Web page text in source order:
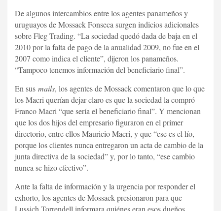
De algunos intercambios entre los agentes panameños y
uruguayos de Mossack Fonseca surgen indicios adicionales
sobre Fleg Trading. “La sociedad quedó dada de baja en el
2010 por la falta de pago de la anualidad 2009, no fue en el
2007 como indica el cliente”, dijeron los panameños.
“Tampoco tenemos información del beneficiario final”.
En sus mails, los agentes de Mossack comentaron que lo que
los Macri querían dejar claro es que la sociedad la compró
Franco Macri “que sería el beneficiario final”. Y mencionan
que los dos hijos del empresario figuraron en el primer
directorio, entre ellos Mauricio Macri, y que “ese es el lío,
porque los clientes nunca entregaron un acta de cambio de la
junta directiva de la sociedad” y, por lo tanto, “ese cambio
nunca se hizo efectivo”.
Ante la falta de información y la urgencia por responder el
exhorto, los agentes de Mossack presionaron para que
Lussich Torrendell informara quiénes eran esos dueños